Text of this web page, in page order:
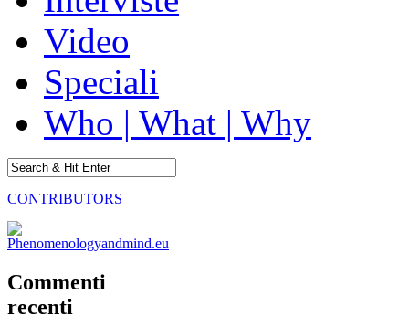
Video
Speciali
Who | What | Why
CONTRIBUTORS
Commenti
recenti